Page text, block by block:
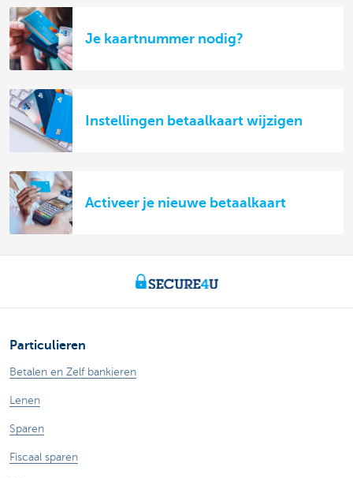
Je kaartnummer nodig?
Instellingen betaalkaart wijzigen
Activeer je nieuwe betaalkaart
Particulieren
Betalen en Zelf bankieren
Lenen
Sparen
Fiscaal sparen